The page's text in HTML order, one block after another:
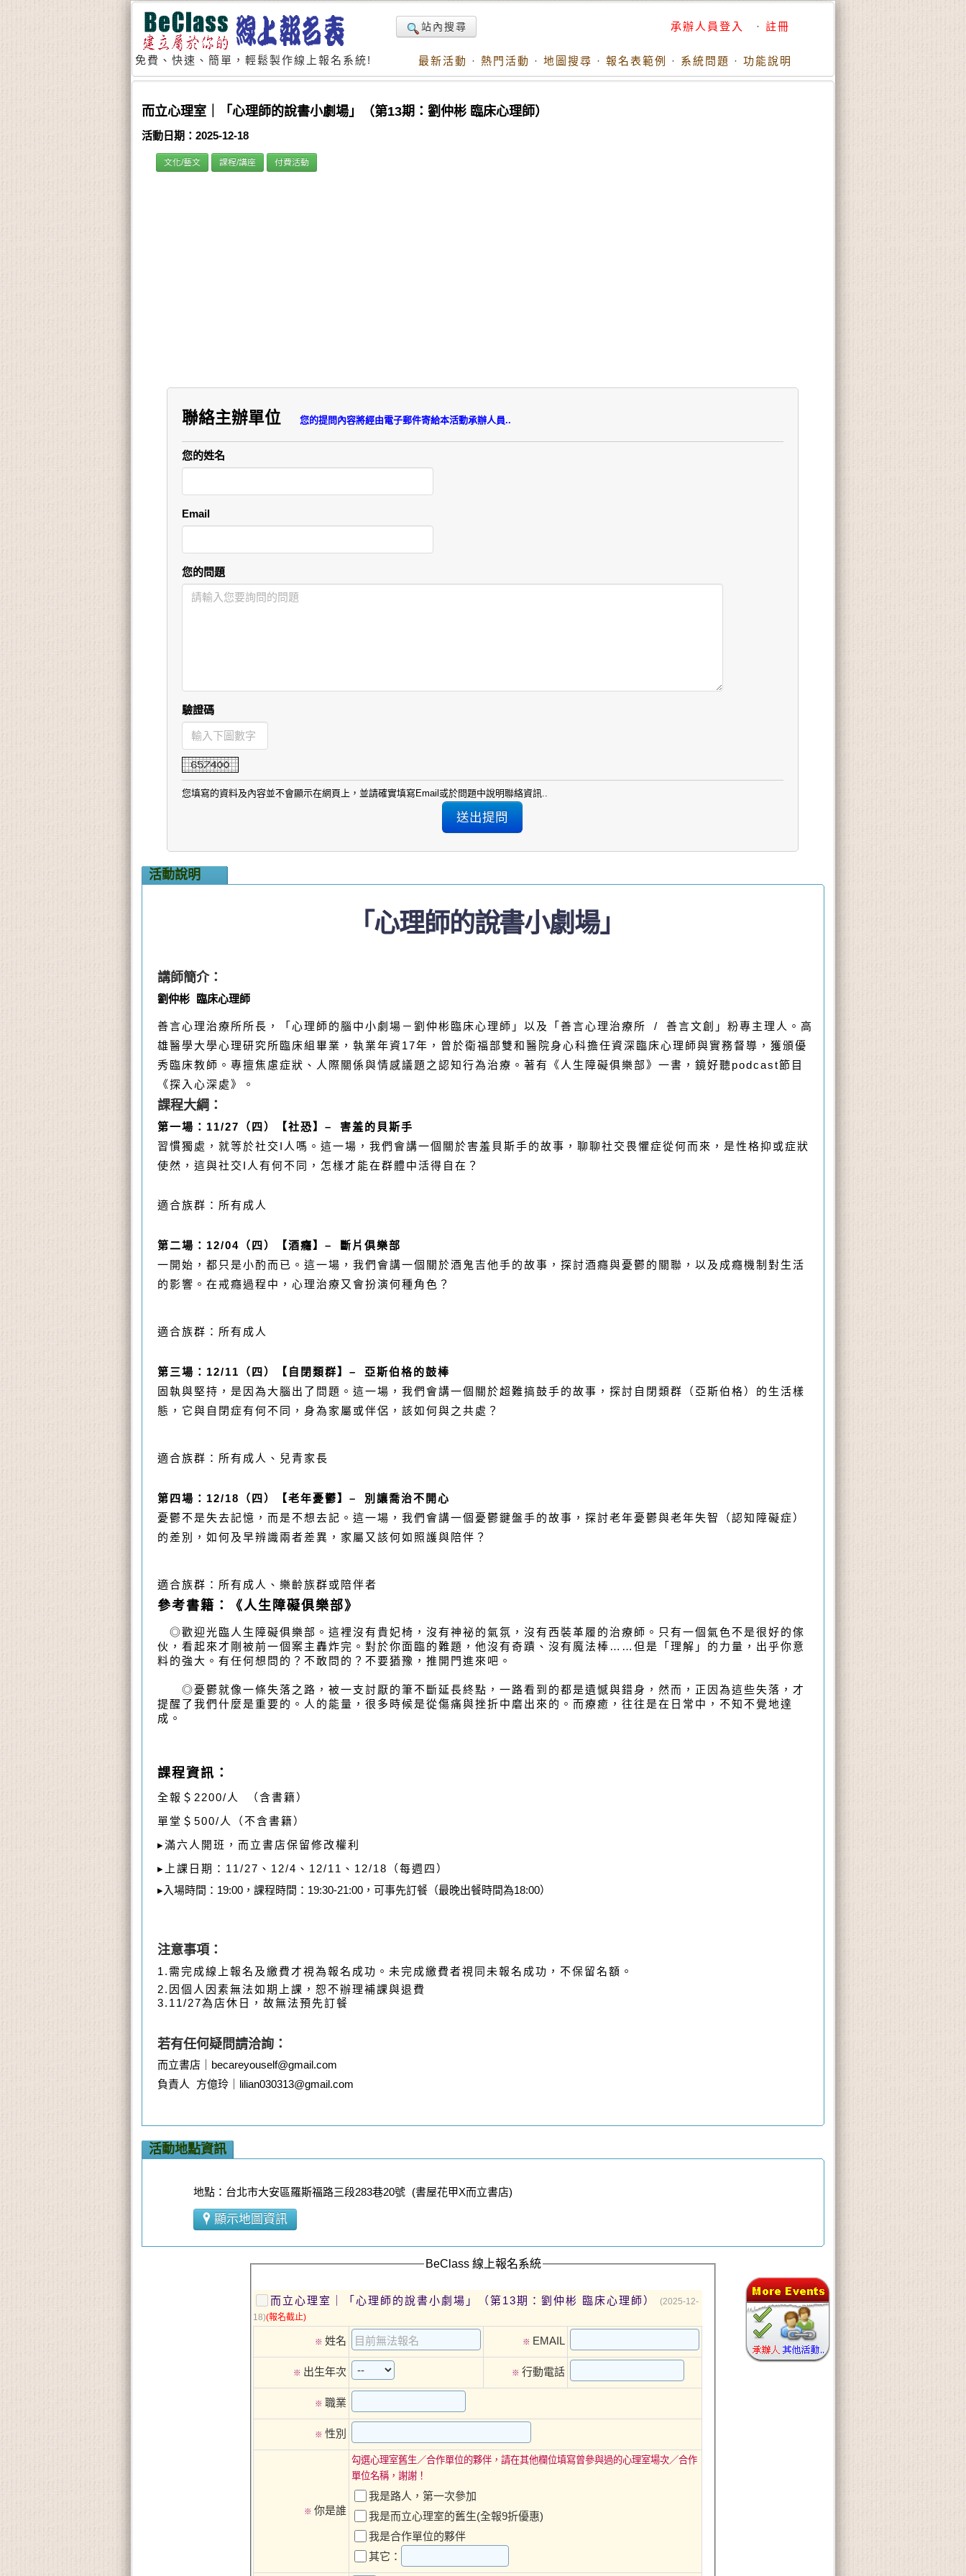
免費、快速、簡單，輕鬆製作線上報名系統!
站內搜尋 承辦人員登入 · 註冊
最新活動 · 熱門活動 · 地圖搜尋 · 報名表範例 · 系統問題 · 功能說明
而立心理室｜「心理師的說書小劇場」（第13期：劉仲彬 臨床心理師）
活動日期：2025-12-18
文化/藝文 課程/講座 付費活動
聯絡主辦單位 您的提問內容將經由電子郵件寄給本活動承辦人員..
您的姓名
Email
您的問題
驗證碼
您填寫的資料及內容並不會顯示在網頁上，並請確實填寫Email或於問題中說明聯絡資訊..
活動說明
「心理師的說書小劇場」
講師簡介：
劉仲彬 臨床心理師
善言心理治療所所長，「心理師的腦中小劇場－劉仲彬臨床心理師」以及「善言心理治療所 / 善言文創」粉專主理人。高
雄醫學大學心理研究所臨床組畢業，執業年資17年，曾於衛福部雙和醫院身心科擔任資深臨床心理師與實務督導，獲頒優
秀臨床教師。專擅焦慮症狀、人際關係與情感議題之認知行為治療。著有《人生障礙俱樂部》一書，鏡好聽podcast節目
《探入心深處》。
課程大綱：
第一場：11/27（四）【社恐】 – 害羞的貝斯手
習慣獨處，就等於社交I人嗎 。這一場，我們會講一個關於害羞貝斯手的故事，聊聊社交畏懼症從何而來，是性格抑或症狀
使然，這與社交I人有何不同，怎樣才能在群體中活得自在？
適合族群：所有成人
第二場： 12/04（四） 【酒癮】 – 斷片俱樂部
一開始，都只是小酌而已。 這一場，我們會講一個關於酒鬼吉他手的故事，探討酒癮與憂鬱的關聯，以及成癮機制對生活
的影響。在戒癮過程中，心理治療又會扮演何種角色？
適合族群：所有成人
第三場： 12/11（四） 【自閉類群】 – 亞斯伯格的鼓棒
固執與堅持，是因為大腦出了問題。 這一場，我們會講一個關於超難搞鼓手的故事，探討自閉類群（亞斯伯格）的生活樣
態，它與自閉症有何不同，身為家屬或伴侶，該如何與之共處？
適合族群：所有成人、兒青家長
第四場： 12/18（四） 【老年憂鬱】 – 別讓喬治不開心
憂鬱不是失去記憶，而是不想去記。 這一場，我們會講一個憂鬱鍵盤手的故事，探討老年憂鬱與老年失智（認知障礙症）
的差別，如何及早辨識兩者差異，家屬又該何如照護與陪伴？
適合族群：所有成人、樂齡族群或陪伴者
參考書籍： 《人生障礙俱樂部》
◎歡迎光臨人生障礙俱樂部。這裡沒有貴妃椅，沒有神祕的氣氛，沒有西裝革履的治療師。只有一個氣色不是很好的傢
伙，看起來才剛被前一個案主轟炸完。對於你面臨的難題，他沒有奇蹟、沒有魔法棒……但是「理解」的力量，出乎你意
料的強大。有任何想問的？不敢問的？不要猶豫，推開門進來吧。
◎憂鬱就像一條失落之路，被一支討厭的筆不斷延長終點，一路看到的都是遺憾與錯身，然而，正因為這些失落，才
提醒了我們什麼是重要的。人的能量，很多時候是從傷痛與挫折中磨出來的。而療癒，往往是在日常中，不知不覺地達
成。
課程資訊：
全報＄2200/人 （含書籍）
單堂＄500/人（不含書籍）
▸滿六人開班，而立書店保留修改權利
▸上課日期：11/27、12/4、12/11、12/18（每週四）
▸入場時間：19:00，課程時間：19:30-21:00，可事先訂餐（最晚出餐時間為18:00）
注意事項：
1. 需完成線上報名及繳費才視為報名成功。未完成繳費者視同未報名成功，不保留名額。
2.因個人因素無法如期上課，恕不辦理補課與退費
3.11/27為店休日，故無法預先訂餐
若有任何疑問請洽詢：
而立書店｜becareyouself@gmail.com
負責人 方億玲 ｜lilian030313@gmail.com
活動地點資訊
地點：台北市大安區羅斯福路三段283巷20號 (書屋花甲X而立書店)
顯示地圖資訊
BeClass 線上報名系統
而立心理室｜「心理師的說書小劇場」（第13期：劉仲彬 臨床心理師）
(2025-12-
18)(報名截止)
※ 姓名 ※ EMAIL
※ 出生年次 ※ 行動電話
※ 職業
※ 性別
※ 你是誰
勾選心理室舊生／合作單位的夥伴，請在其他欄位填寫曾參與過的心理室場次／合作
單位名稱，謝謝！
我是路人，第一次參加
我是而立心理室的舊生(全報9折優惠)
我是合作單位的夥伴
其它：